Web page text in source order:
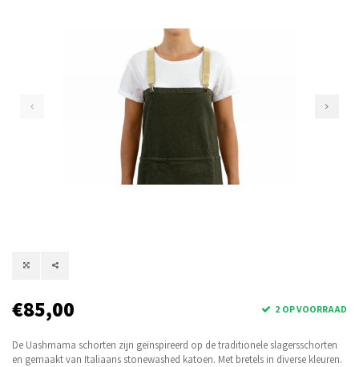
€85,00 2 OP VOORRAAD
De Uashmama schorten zijn geïnspireerd op de traditionele slagersschorten
en gemaakt van Italiaans stonewashed katoen. Met bretels in diverse kleuren.